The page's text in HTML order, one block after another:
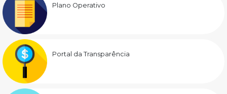
Plano Operativo
Portal da Transparência